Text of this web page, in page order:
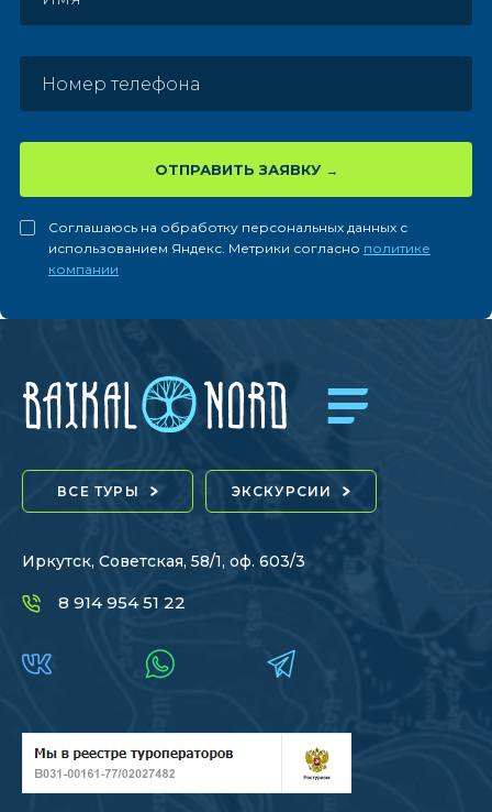
ОТПРАВИТЬ ЗАЯВКУ
Соглашаюсь на обработку персональных данных с
использованием Яндекс. Метрики согласно политике
компании
ВСЕ ТУРЫ ЭКСКУРСИИ
Иркутск, Советская, 58/1, оф. 603/3
8 914 954 51 22